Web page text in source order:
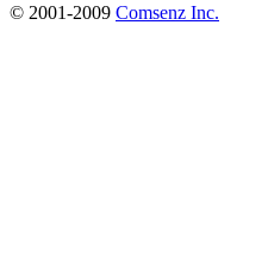
© 2001-2009 Comsenz Inc.